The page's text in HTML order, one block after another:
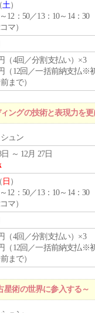
土）
12：50／13：10～14：30
マ）
（4回／分割支払い）×3
（12回／一括前納支払※
まで）
ングの技術と表現力を
ュン
日 ～ 12月 27日
日 ）
12：50／13：10～14：30
マ）
（4回／分割支払い）×3
（12回／一括前納支払※
まで）
術の世界に参入する～